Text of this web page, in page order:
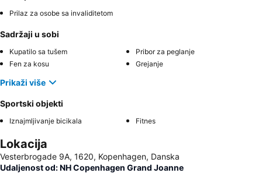
Prilaz za osobe sa invaliditetom
Sadržaji u sobi
Kupatilo sa tušem
Pribor za peglanje
Fen za kosu
Grejanje
Prikaži više
Sportski objekti
Iznajmljivanje bicikala Fitnes
Lokacija
Vesterbrogade 9A, 1620, Kopenhagen, Danska
Udaljenost od: NH Copenhagen Grand Joanne